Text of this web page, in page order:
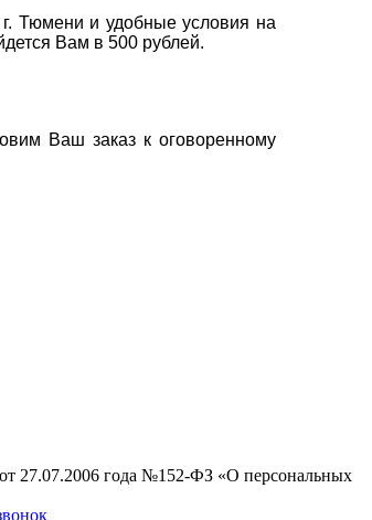
Тюмени и удобные условия на
Вам в 500 рублей.
Ваш заказ к оговоренному
27.07.2006 года №152-ФЗ «О персональных